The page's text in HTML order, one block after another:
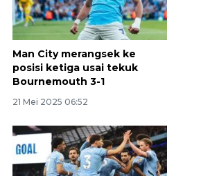
Man City merangsek ke
posisi ketiga usai tekuk
Bournemouth 3-1
21 Mei 2025 06:52